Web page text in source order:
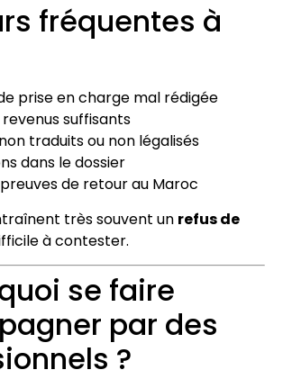
fréquentes à
prise en charge mal rédigée
suffisants
traduits ou non légalisés
dans le dossier
de retour au Maroc
très souvent un refus de
à contester.
se faire
par des
?